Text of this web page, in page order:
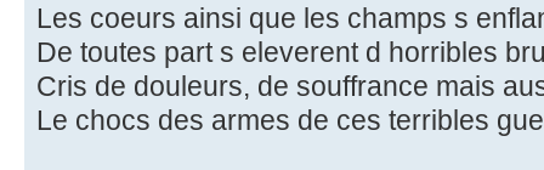
Les coeurs ainsi que les champs s
De toutes part s eleverent d horribles
Cris de douleurs, de souffrance mais
Le chocs des armes de ces terribles